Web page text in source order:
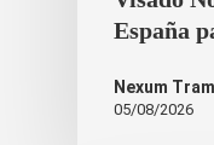
España
Nexum
05/08/2026